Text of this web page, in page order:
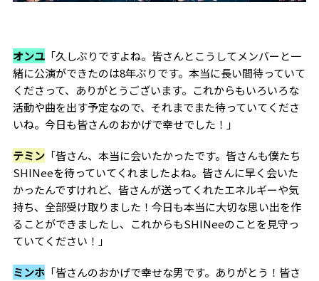
オンユ「久しぶりですよね。皆さんとこうしてメンバーと一
緒に公演ができたのは8年ぶりです。本当に長い間待っていて
くださって、ありがとうございます。これからもいろいろな
活動や曲を出す予定なので、それまでまた待っていてくださ
いね。今日も皆さんのおかげで幸せでした！」
テミン「皆さん、本当に会いたかったです。皆さんも僕たち
SHINeeを待っていてくれましたよね。皆さんに早く会いた
かったんですけれど、皆さんが送ってくれたエネルギーや気
持ち、全部受け取りました！今日も本当に大切な思い出を作
ることができましたし、これからもSHINeeのことを見守っ
ていてください！」
ミンホ「皆さんのおかげで幸せな男です。ありがとう！皆さ